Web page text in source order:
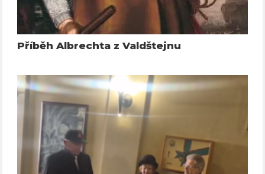
Příběh Albrechta z Valdštejnu